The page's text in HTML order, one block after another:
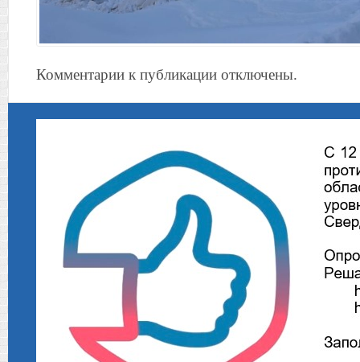
Комментарии к публикации отключены.